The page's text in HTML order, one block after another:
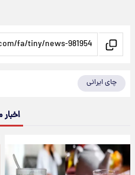
چای ایرانی
اخبار